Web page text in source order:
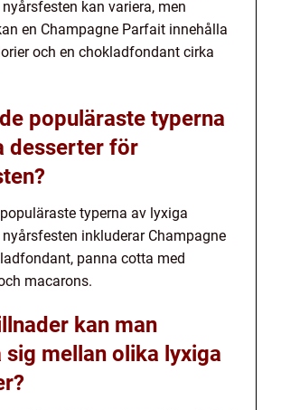
kan variera, men
en Champagne Parfait innehålla
och en chokladfondant cirka
populäraste typerna
desserter för
typerna av lyxiga
inkluderar Champagne
panna cotta med
macarons.
kan man
mellan olika lyxiga